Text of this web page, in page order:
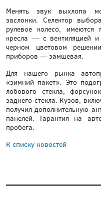
Менять звук выхлопа
заслонки. Селектор
рулевое колесо, имеются
кресла — с вентиляцией
черном цветовом
приборов — замшевая.
Для нашего рынка
«зимний пакет». Это
лобового стекла,
заднего стекла. Кузов,
получил дополнительную
панелей. Гарантия на
пробега.
К списку новостей